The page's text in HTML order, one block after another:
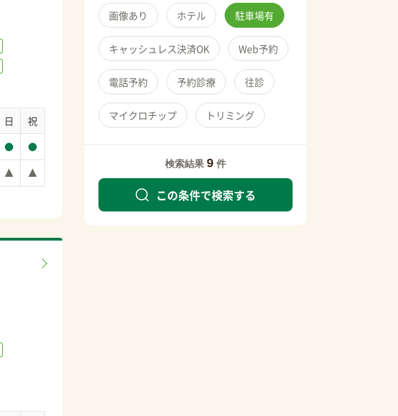
日
祝
画像あり ホテル 駐車場有
キャッシュレス決済OK Web予約
電話予約 予約診療 往診
マイクロチップ トリミング
検索結果 9 件
この条件で検索する